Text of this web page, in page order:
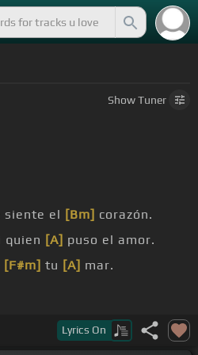
ShowTuner
siente el [Bm] corazón.
quien [A] puso el amor.
[F#m] tu [A] mar.
Lyrics On